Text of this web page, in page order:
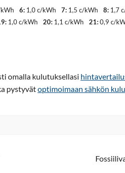
6: 1,0 c/kWh 7: 1,5 c/kWh 8: 1,7
1,0 c/kWh 20: 1,1 c/kWh 21:0,9 c/
omalla kulutuksellasi
pystyvätoptimoimaan sähkön